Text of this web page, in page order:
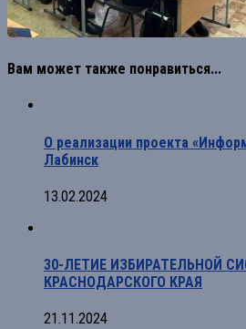
Вам может также понравиться...
О реализации проекта
Лабинск
13.02.2024
30-ЛЕТИЕ ИЗБИРАТЕЛЬНОЙ
КРАСНОДАРСКОГО КРАЯ
21.11.2024